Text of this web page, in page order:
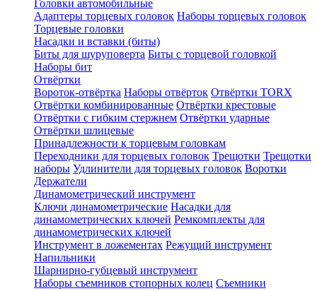
Головки автомобильные
Адаптеры торцевых головок Наборы торцевых головок
Торцевые головки
Насадки и вставки (биты)
Биты для шуруповерта Биты с торцевой головкой
Наборы бит
Отвёртки
Вороток-отвёртка Наборы отвёрток Отвёртки TORX
Отвёртки комбинированные Отвёртки крестовые
Отвёртки с гибким стержнем Отвёртки ударные
Отвёртки шлицевые
Принадлежности к торцевым головкам
Переходники для торцевых головок Трещотки Трещотки
наборы Удлинители для торцевых головок Воротки
Держатели
Динамометрический инструмент
Ключи динамометрические Насадки для
динамометрических ключей Ремкомплекты для
динамометрических ключей
Инструмент в ложементах Режущий инструмент
Напильники
Шарнирно-губцевый инструмент
Наборы съемников стопорных колец Съемники